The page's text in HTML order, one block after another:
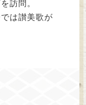
訪問。
は讃美歌が